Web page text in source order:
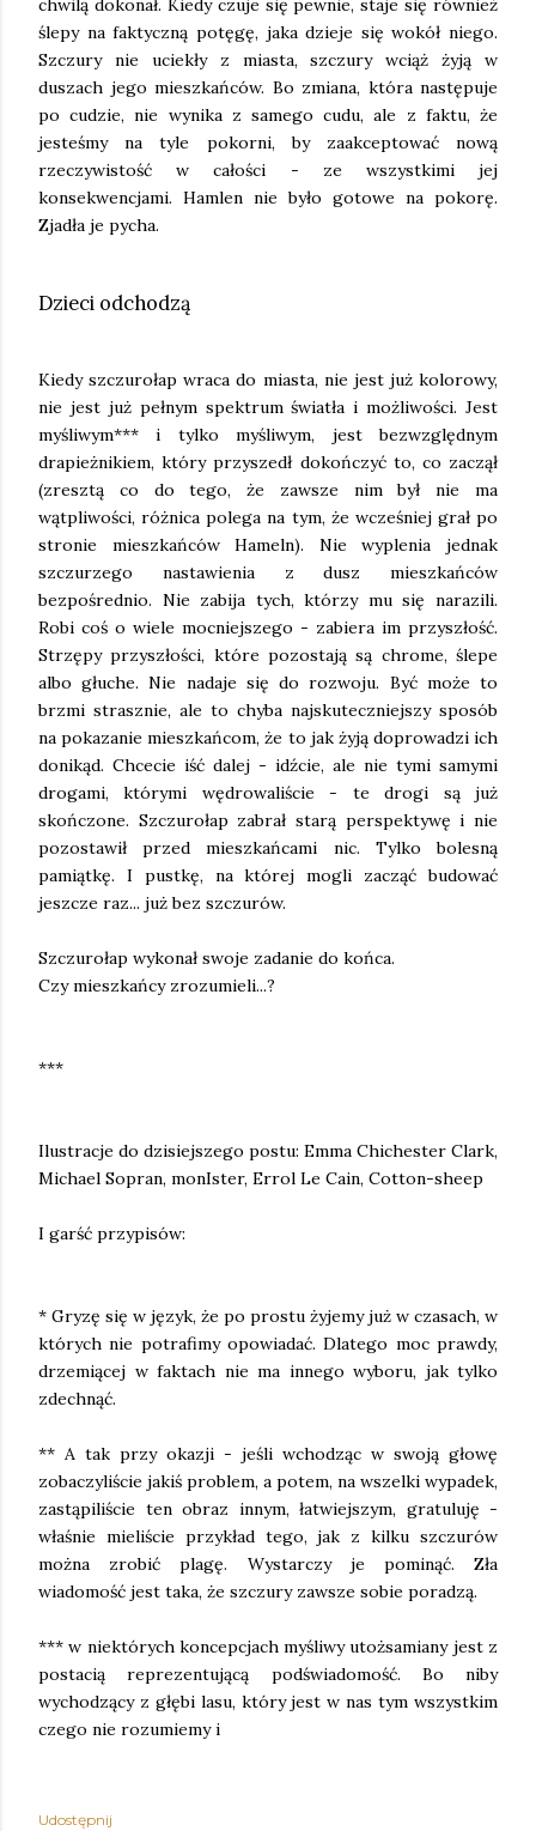
chwilą dokonał. Kiedy czuje się pewnie, staje się również
ślepy na faktyczną potęgę, jaka dzieje się wokół niego.
Szczury nie uciekły z miasta, szczury wciąż żyją w
duszach jego mieszkańców. Bo zmiana, która następuje
po cudzie, nie wynika z samego cudu, ale z faktu, że
jesteśmy na tyle pokorni, by zaakceptować nową
rzeczywistość w całości - ze wszystkimi jej
konsekwencjami. Hamlen nie było gotowe na pokorę.
Zjadła je pycha.
Dzieci odchodzą
Kiedy szczurołap wraca do miasta, nie jest już kolorowy,
nie jest już pełnym spektrum światła i możliwości. Jest
myśliwym*** i tylko myśliwym, jest bezwzględnym
drapieżnikiem, który przyszedł dokończyć to, co zaczął
(zresztą co do tego, że zawsze nim był nie ma
wątpliwości, różnica polega na tym, że wcześniej grał po
stronie mieszkańców Hameln). Nie wyplenia jednak
szczurzego nastawienia z dusz mieszkańców
bezpośrednio. Nie zabija tych, którzy mu się narazili.
Robi coś o wiele mocniejszego - zabiera im przyszłość.
Strzępy przyszłości, które pozostają są chrome, ślepe
albo głuche. Nie nadaje się do rozwoju. Być może to
brzmi strasznie, ale to chyba najskuteczniejszy sposób
na pokazanie mieszkańcom, że to jak żyją doprowadzi ich
donikąd. Chcecie iść dalej - idźcie, ale nie tymi samymi
drogami, którymi wędrowaliście - te drogi są już
skończone. Szczurołap zabrał starą perspektywę i nie
pozostawił przed mieszkańcami nic. Tylko bolesną
pamiątkę. I pustkę, na której mogli zacząć budować
jeszcze raz... już bez szczurów.
Szczurołap wykonał swoje zadanie do końca.
Czy mieszkańcy zrozumieli...?
***
Ilustracje do dzisiejszego postu: Emma Chichester Clark,
Michael Sopran, monIster, Errol Le Cain, Cotton-sheep
I garść przypisów:
* Gryzę się w język, że po prostu żyjemy już w czasach, w
których nie potrafimy opowiadać. Dlatego moc prawdy,
drzemiącej w faktach nie ma innego wyboru, jak tylko
zdechnąć.
** A tak przy okazji - jeśli wchodząc w swoją głowę
zobaczyliście jakiś problem, a potem, na wszelki wypadek,
zastąpiliście ten obraz innym, łatwiejszym, gratuluję -
właśnie mieliście przykład tego, jak z kilku szczurów
można zrobić plagę. Wystarczy je pominąć. Zła
wiadomość jest taka, że szczury zawsze sobie poradzą.
*** w niektórych koncepcjach myśliwy utożsamiany jest z
postacią reprezentującą podświadomość. Bo niby
wychodzący z głębi lasu, który jest w nas tym wszystkim
czego nie rozumiemy i
Udostępnij